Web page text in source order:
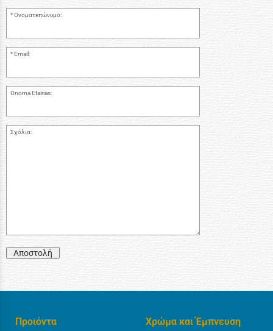
Ονοματεπώνυμο:
Email:
Onoma Etairias:
Σχόλια:
Αποστολή
Προιόντα Χρώμα και Έμπνευση